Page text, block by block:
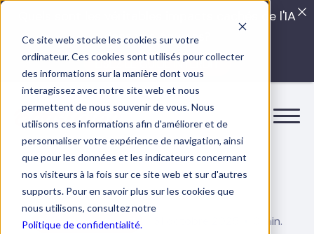
Ce site web stocke les cookies sur votre
ordinateur. Ces cookies sont utilisés pour collecter
des informations sur la manière dont vous
interagissez avec notre site web et nous
permettent de nous souvenir de vous. Nous
utilisons ces informations afin d'améliorer et de
personnaliser votre expérience de navigation, ainsi
que pour les données et les indicateurs concernant
nos visiteurs à la fois sur ce site web et sur d'autres
supports. Pour en savoir plus sur les cookies que
nous utilisons, consultez notre
Politique de confidentialité.
Bien-être au travail 6 min.
Quels sont les véritables impacts cachés de l'IA
dans vos équipes?
LISEZ LE GUIDE INTERDIT